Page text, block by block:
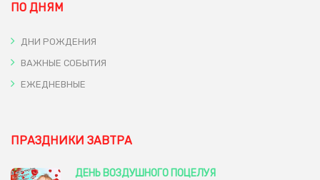
ПО ДНЯМ
ДНИ РОЖДЕНИЯ
ВАЖНЫЕ СОБЫТИЯ
ЕЖЕДНЕВНЫЕ
ПРАЗДНИКИ ЗАВТРА
ДЕНЬ ВОЗДУШНОГО ПОЦЕЛУЯ